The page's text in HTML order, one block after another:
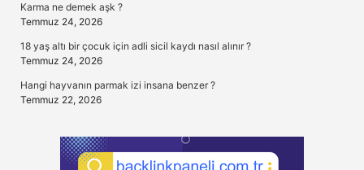
Karma ne demek aşk ?
Temmuz 24, 2026
18 yaş altı bir çocuk için adli sicil kaydı nasıl alınır ?
Temmuz 24, 2026
Hangi hayvanın parmak izi insana benzer ?
Temmuz 22, 2026